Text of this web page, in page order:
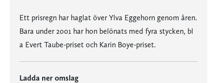
Ett prisregn har haglat över Ylva Eggehorn genom åren.
Bara under 2001 har hon belönats med fyra stycken, bl
a Evert Taube-priset och Karin Boye-priset.
Ladda ner omslag